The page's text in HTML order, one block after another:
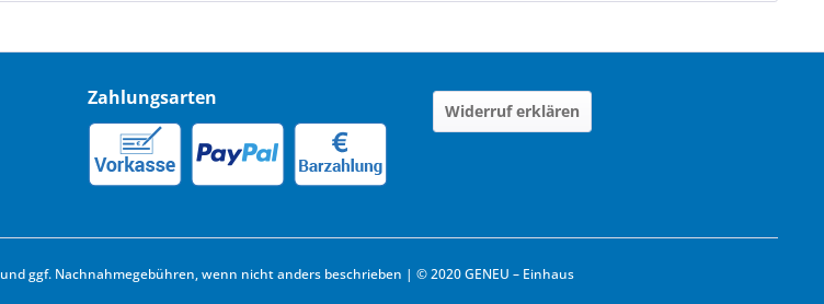
Zahlungsarten
Widerruf erklären
und ggf. Nachnahmegebühren, wenn nicht anders beschrieben | © 2020 GENEU – Einhaus